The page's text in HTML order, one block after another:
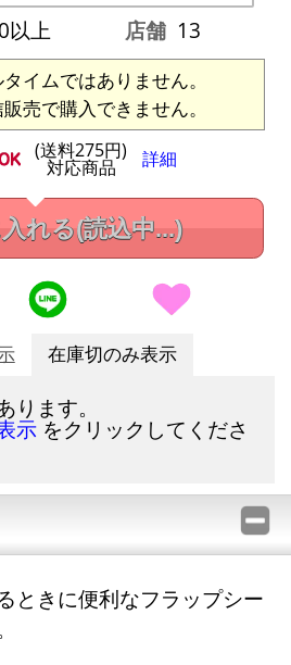
以上 店舗 13
イムではありません。
売で購入できません。
(送料275円)
対応商品 詳細
れる(読込中...)
在庫切のみ表示
ります。
示 をクリックしてくださ
ときに便利なフラップシー